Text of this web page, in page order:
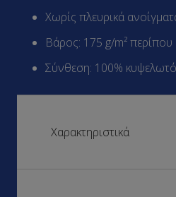
Χωρίς πλευρικά
Βάρος: 175 g/m² περίπου
Σύνθεση: 100%
Χαρακτηριστικά